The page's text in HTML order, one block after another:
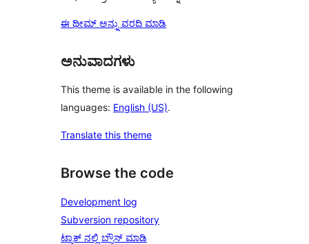
ಈ ಥೀಮ್ ಅನ್ನು ವರದಿ ಮಾಡಿ
ಅನುವಾದಗಳು
This theme is available in the following
languages: English (US).
Translate this theme
Browse the code
Development log
Subversion repository
ಟ್ರಾಕ್ ನಲ್ಲಿ ಬ್ರೌಸ್ ಮಾಡಿ